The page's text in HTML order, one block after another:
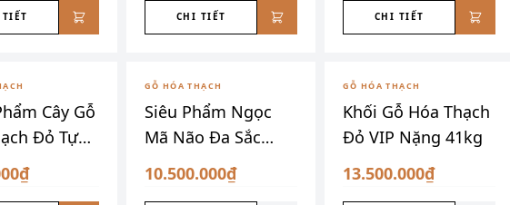
CHI TIẾT CHI TIẾT
Cây Gỗ
Đỏ Tự
ĐÃ SƯU TẦM
GỖ HÓA THẠCH
Siêu Phẩm Ngọc
Mã Não Đa Sắc
Siêu Vân Nghệ
10.500.000₫
ĐÃ SƯU TẦM
GỖ HÓA THẠCH
Khối Gỗ Hóa Thạch
Đỏ VIP Nặng 41kg
13.500.000₫